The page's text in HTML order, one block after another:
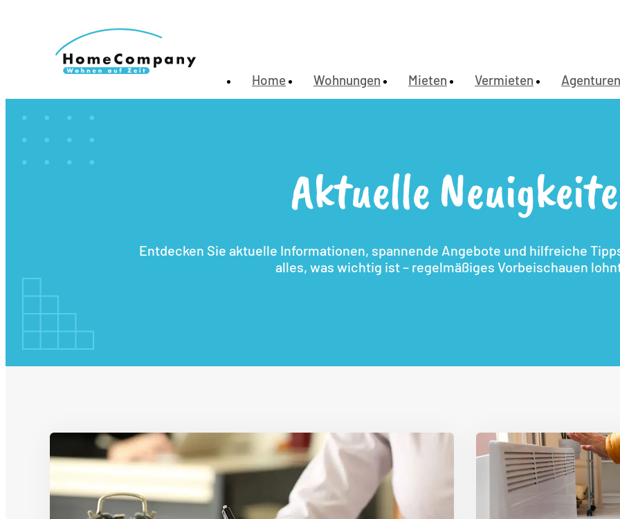
Home Wohnungen Mieten Vermieten Agenturen
Aktuelle
Entdecken Sie aktuelle Informationen, spannende Angebote und hilfreiche
alles, was wichtig ist – regelmäßiges Vorbeischauen